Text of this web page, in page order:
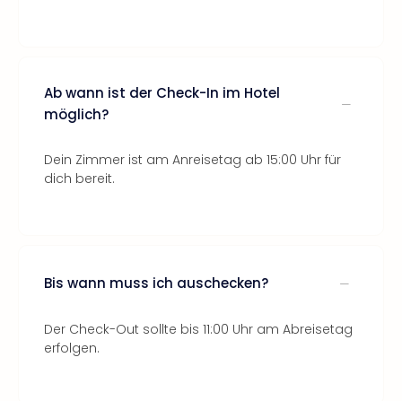
Ab wann ist der Check-In im Hotel
möglich?
Dein Zimmer ist am Anreisetag ab 15:00 Uhr für
dich bereit.
Bis wann muss ich auschecken?
Der Check-Out sollte bis 11:00 Uhr am Abreisetag
erfolgen.